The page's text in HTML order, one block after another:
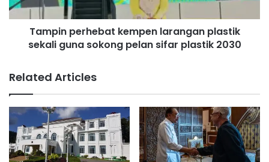
badan sendiri.
Kongsikan senarai ‘Red Flag’ ini kepada ibu bapa di
kampung.
berpuasa dengan keadaan yang baik selama sebulan.
a
u
t
a
n
p
e
n
e
r
t
k
e
m
p
e
n
Tampin perhebat kempen larangan plastik
sekali guna sokong pelan sifar plastik 2030
Related Articles